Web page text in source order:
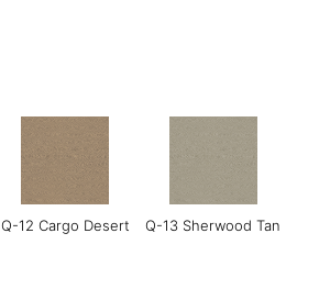
Q-12 Cargo Desert Q-13 Sherwood Tan